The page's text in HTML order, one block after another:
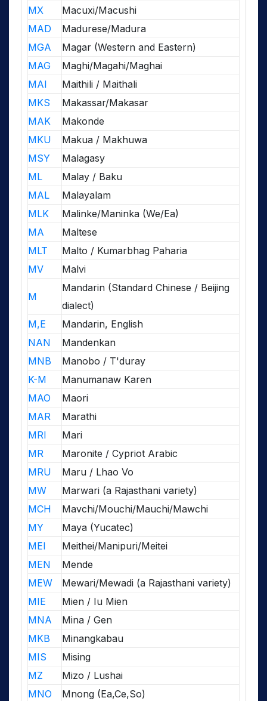
MX
Macuxi/Macushi
MAD
Madurese/Madura
MGA
Magar (Western and Eastern)
MAG
Maghi/Magahi/Maghai
MAI
Maithili / Maithali
MKS
Makassar/Makasar
MAK
Makonde
MKU
Makua / Makhuwa
MSY
Malagasy
ML
Malay / Baku
MAL
Malayalam
MLK
Malinke/Maninka (We/Ea)
MA
Maltese
MLT
Malto / Kumarbhag Paharia
MV
Malvi
M
Mandarin (Standard Chinese / Beijing
dialect)
M,E
Mandarin, English
NAN
Mandenkan
MNB
Manobo / T'duray
K-M
Manumanaw Karen
MAO
Maori
MAR
Marathi
MRI
Mari
MR
Maronite / Cypriot Arabic
MRU
Maru / Lhao Vo
MW
Marwari (a Rajasthani variety)
MCH
Mavchi/Mouchi/Mauchi/Mawchi
MY
Maya (Yucatec)
MEI
Meithei/Manipuri/Meitei
MEN
Mende
MEW
Mewari/Mewadi (a Rajasthani variety)
MIE
Mien / Iu Mien
MNA
Mina / Gen
MKB
Minangkabau
MIS
Mising
MZ
Mizo / Lushai
MNO
Mnong (Ea,Ce,So)